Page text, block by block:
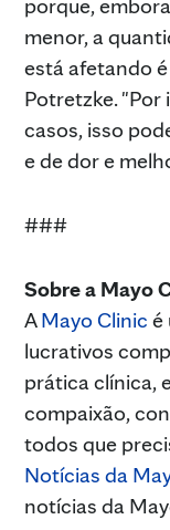
porque,
menor, a
está afetando
Potretzke. "Por
casos, isso
e de dor e
###
Sobre a Mayo
AMayo Clinic é
lucrativos
prática clínica,
compaixão,
todos que
Notícias da
notícias da